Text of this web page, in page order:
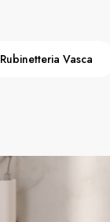
Rubinetteria Vasca